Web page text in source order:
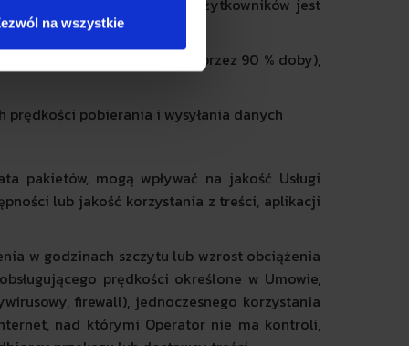
na wszystkie
gdy ruch od innych użytkowników jest
Usługi (osiągana przez 90 % doby),
pobierania i wysyłania danych
pakietów, mogą wpływać na jakość Usługi
lub jakość korzystania z treści, aplikacji
w godzinach szczytu lub wzrost obciążenia
prędkości określone w Umowie,
firewall), jednoczesnego korzystania
nad którymi Operator nie ma kontroli,